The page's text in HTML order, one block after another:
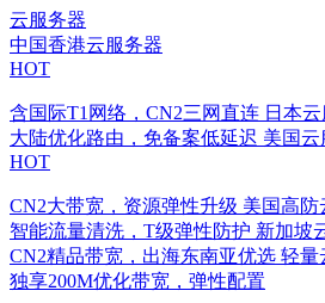
云服务器
中国香港云服务器
HOT
含国际T1网络，CN2三网直连 日本
大陆优化路由，免备案低延迟 美国云
HOT
CN2大带宽，资源弹性升级 美国高防
智能流量清洗，T级弹性防护 新加坡
CN2精品带宽，出海东南亚优选 轻量
独享200M优化带宽，弹性配置